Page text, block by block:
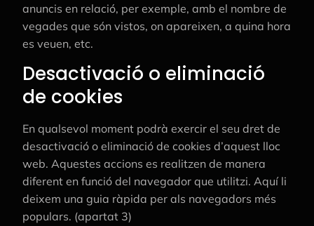
anuncis en relació, per exemple, amb el nombre de
vegades que són vistos, on apareixen, a quina hora
es veuen, etc.
Desactivació o eliminació
de cookies
En qualsevol moment podrà exercir el seu dret de
desactivació o eliminació de cookies d’aquest lloc
web. Aquestes accions es realitzen de manera
diferent en funció del navegador que utilitzi. Aquí li
deixem una guia ràpida per als navegadors més
populars. (apartat 3)